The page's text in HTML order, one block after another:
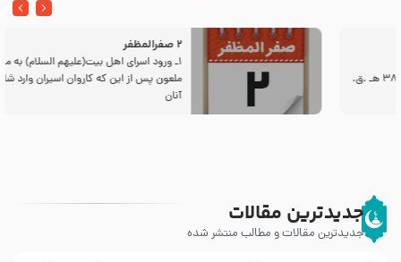
2 صفرالمظفر
1ـ ورود اسراى اهل بیت‌(علیهم السلام) به مجلس یزید
ملعون پس از این كه كاروان اسیران وارد شام شدند،
جدیدترین مقالات
جدیدترین مقالات و مطالب منتشر شده